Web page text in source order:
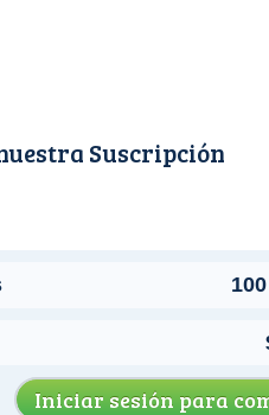
Suscripción
100
Iniciar sesión para